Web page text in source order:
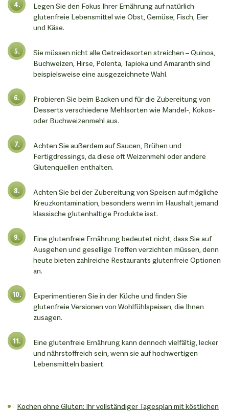
Legen Sie den Fokus Ihrer Ernährung auf natürlich
glutenfreie Lebensmittel wie Obst, Gemüse, Fisch, Eier
und Käse.
Sie müssen nicht alle Getreidesorten streichen – Quinoa,
Buchweizen, Hirse, Polenta, Tapioka und Amaranth sind
beispielsweise eine ausgezeichnete Wahl.
Probieren Sie beim Backen und für die Zubereitung von
Desserts verschiedene Mehlsorten wie Mandel-, Kokos-
oder Buchweizenmehl aus.
Achten Sie außerdem auf Saucen, Brühen und
Fertigdressings, da diese oft Weizenmehl oder andere
Glutenquellen enthalten.
Achten Sie bei der Zubereitung von Speisen auf mögliche
Kreuzkontamination, besonders wenn im Haushalt jemand
klassische glutenhaltige Produkte isst.
Eine glutenfreie Ernährung bedeutet nicht, dass Sie auf
Ausgehen und gesellige Treffen verzichten müssen, denn
heute bieten zahlreiche Restaurants glutenfreie Optionen
an.
Experimentieren Sie in der Küche und finden Sie
glutenfreie Versionen von Wohlfühlspeisen, die Ihnen
zusagen.
Eine glutenfreie Ernährung kann dennoch vielfältig, lecker
und nährstoffreich sein, wenn sie auf hochwertigen
Lebensmitteln basiert.
Kochen ohne Gluten: Ihr vollständiger Tagesplan mit köstlichen